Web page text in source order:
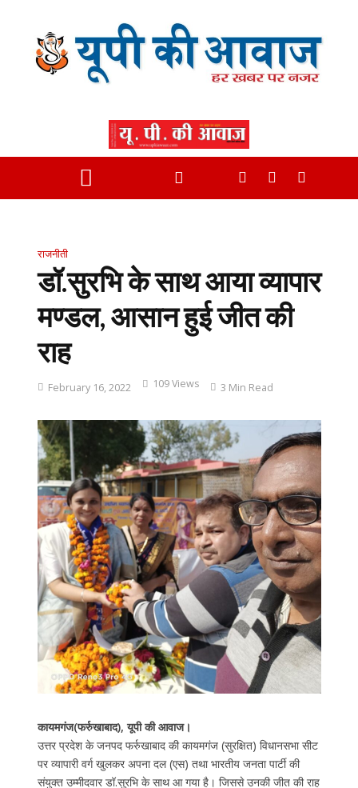
राजनीती
डॉ.सुरभि के साथ आया व्यापार
मण्डल, आसान हुई जीत की
राह
February 16, 2022 109 Views 3 Min Read
कायमगंज(फर्रुखाबाद), यूपी की आवाज।
उत्तर प्रदेश के जनपद फर्रुखाबाद की कायमगंज (सुरक्षित) विधानसभा सीट
पर व्यापारी वर्ग खुलकर अपना दल (एस) तथा भारतीय जनता पार्टी की
संयुक्त उम्मीदवार डॉ.सुरभि के साथ आ गया है। जिससे उनकी जीत की राह